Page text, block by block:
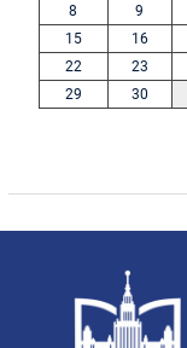
8
9
15
16
22
23
29
30